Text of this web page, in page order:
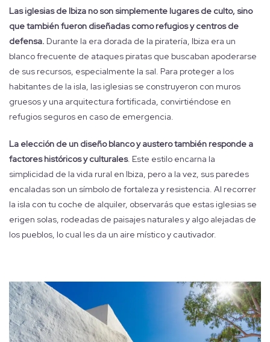
Las iglesias de Ibiza no son simplemente lugares de culto, sino
que también fueron diseñadas como refugios y centros de
defensa. Durante la era dorada de la piratería, Ibiza era un
blanco frecuente de ataques piratas que buscaban apoderarse
de sus recursos, especialmente la sal. Para proteger a los
habitantes de la isla, las iglesias se construyeron con muros
gruesos y una arquitectura fortificada, convirtiéndose en
refugios seguros en caso de emergencia.
La elección de un diseño blanco y austero también responde a
factores históricos y culturales. Este estilo encarna la
simplicidad de la vida rural en Ibiza, pero a la vez, sus paredes
encaladas son un símbolo de fortaleza y resistencia. Al recorrer
la isla con tu coche de alquiler, observarás que estas iglesias se
erigen solas, rodeadas de paisajes naturales y algo alejadas de
los pueblos, lo cual les da un aire místico y cautivador.